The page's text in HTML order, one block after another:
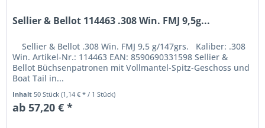
Sellier & Bellot 114463 .308 Win. FMJ 9,5g...
Sellier & Bellot .308 Win. FMJ 9,5 g/147grs. Kaliber: .308
Win. Artikel-Nr.: 114463 EAN: 8590690331598 Sellier &
Bellot Büchsenpatronen mit Vollmantel-Spitz-Geschoss und
Boat Tail in...
Inhalt 50 Stück(1,14 € * / 1 Stück)
ab 57,20 € *